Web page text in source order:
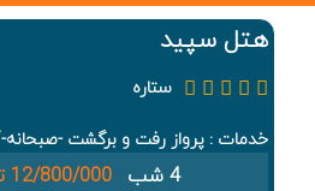
هتل سپید
ستاره
خدمات : پرواز رفت و برگشت -صبحانه-7 شب اقامت
4 شب 12/800/000 تومان